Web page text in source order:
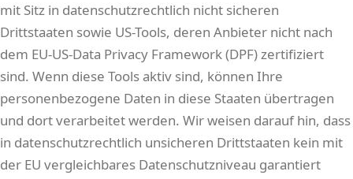
mit Sitz in datenschutzrechtlich nicht sicheren
Drittstaaten sowie US-Tools, deren Anbieter nicht nach
dem EU-US-Data Privacy Framework (DPF) zertifiziert
sind. Wenn diese Tools aktiv sind, können Ihre
personenbezogene Daten in diese Staaten übertragen
und dort verarbeitet werden. Wir weisen darauf hin, dass
in datenschutzrechtlich unsicheren Drittstaaten kein mit
der EU vergleichbares Datenschutzniveau garantiert